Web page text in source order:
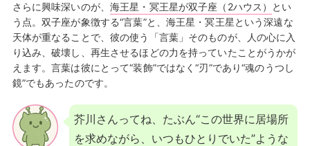
さらに興味深いのが、 海王星・冥王星が双子座（2ハウス） とい
う点。双子座が象徴する“言葉”と、海王星・冥王星という深遠な
天体が重なることで、彼の使う「言葉」そのものが、人の心に入
り込み、破壊し、再生させるほどの力を持っていたことがうかが
えます。言葉は彼にとって“装飾”ではなく“刃”であり“魂のうつし
鏡”でもあったのです。
芥川さんってね、たぶん“この世界に居場所
を求めながら、いつもひとりでいた”ような